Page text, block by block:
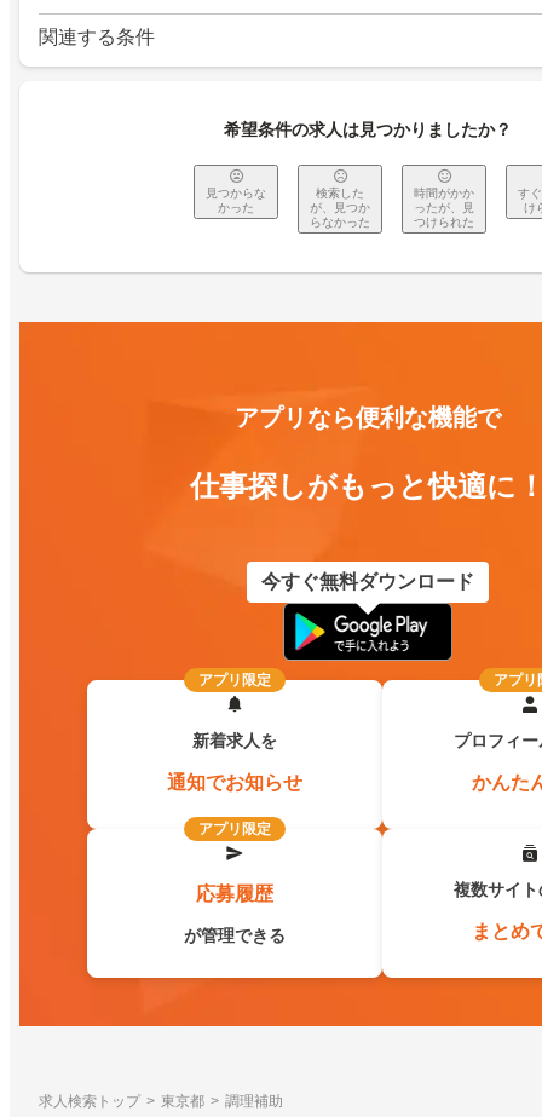
関連する条件
希望条件の求人は見つかりましたか？
見つからな
かった
検索した
が、見つか
らなかった
時間がかか
ったが、見
つけられた
す
け
アプリなら便利な機能で
仕事探しがもっと快適に
今すぐ無料ダウンロード
アプリ限定
新着求人を
通知でお知らせ
アプリ
プロフィ
かんた
アプリ限定
応募履歴
が管理できる
複数サイ
まとめ
求人検索トップ 東京都 調理補助